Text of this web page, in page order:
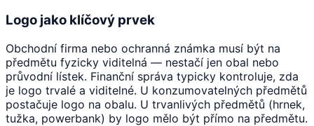
Logo jako klíčový prvek
Obchodní firma nebo ochranná známka musí být na
předmětu fyzicky viditelná — nestačí jen obal nebo
průvodní lístek. Finanční správa typicky kontroluje, zda
je logo trvalé a viditelné. U konzumovatelných předmětů
postačuje logo na obalu. U trvanlivých předmětů (hrnek,
tužka, powerbank) by logo mělo být přímo na předmětu.